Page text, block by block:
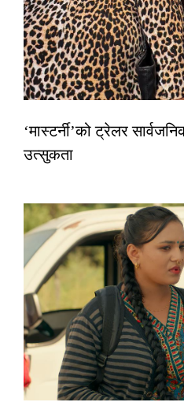
‘मास्टर्नी’को ट्रेलर
उत्सुकता